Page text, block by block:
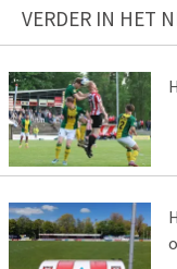
VERDER IN HET